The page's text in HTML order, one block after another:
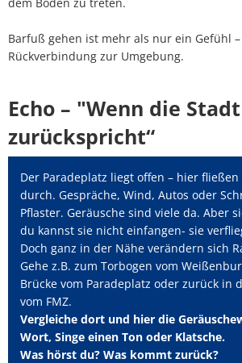
Barfuß gehen ist mehr als nur ein Gefühl
Rückverbindung zur Umgebung.
Echo – "Wenn die Stadt
zurückspricht“
Der Paradeplatz liegt offen – hier
durch. Gespräche, Wind, Autos oder
Pflaster. Geräusche sind viele da. Aber
du kannst sie nicht einfangen- sie
Doch ganz in der Nähe verändern sich
Gehe z.B. zum Torbogen vom
Brücke vom Paradeplatz oder zurück in
vom FMZ.
Vergleiche dort und hier die
Wort, Singe einen Ton oder Klatsche.
Was hörst du? Was kommt zurück?